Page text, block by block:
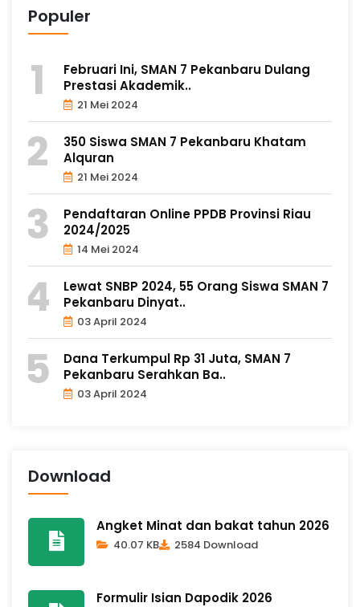
Populer
Februari Ini, SMAN 7 Pekanbaru Dulang
Prestasi Akademik..
21 Mei 2024
350 Siswa SMAN 7 Pekanbaru Khatam
Alquran
21 Mei 2024
Pendaftaran Online PPDB Provinsi Riau
2024/2025
14 Mei 2024
Lewat SNBP 2024, 55 Orang Siswa SMAN 7
Pekanbaru Dinyat..
03 April 2024
Dana Terkumpul Rp 31 Juta, SMAN 7
Pekanbaru Serahkan Ba..
03 April 2024
Download
Angket Minat dan bakat tahun 2026
40.07 KB 2584 Download
Formulir Isian Dapodik 2026